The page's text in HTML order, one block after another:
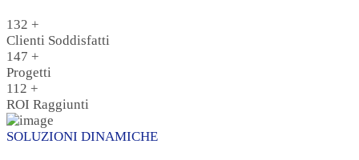
132 +
Clienti Soddisfatti
147 +
Progetti
112 +
ROI Raggiunti
SOLUZIONI DINAMICHE